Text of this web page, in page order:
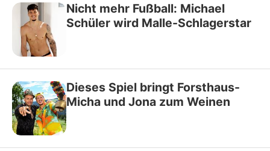
Nicht mehr Fußball: Michael
Schüler wird Malle-Schlagerstar
Dieses Spiel bringt Forsthaus-
Micha und Jona zum Weinen